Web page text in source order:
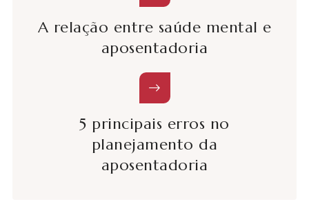
A relação entre saúde mental e
aposentadoria
5 principais erros no
planejamento da
aposentadoria